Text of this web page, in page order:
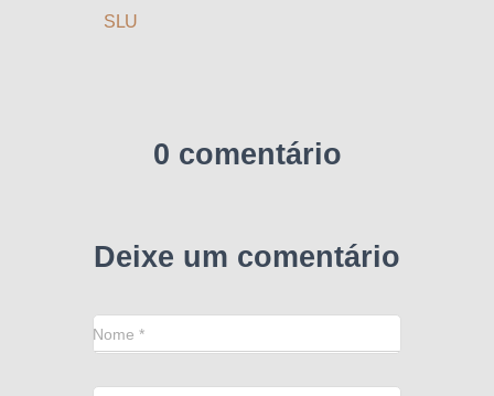
SLU
0 comentário
Deixe um comentário
Nome *